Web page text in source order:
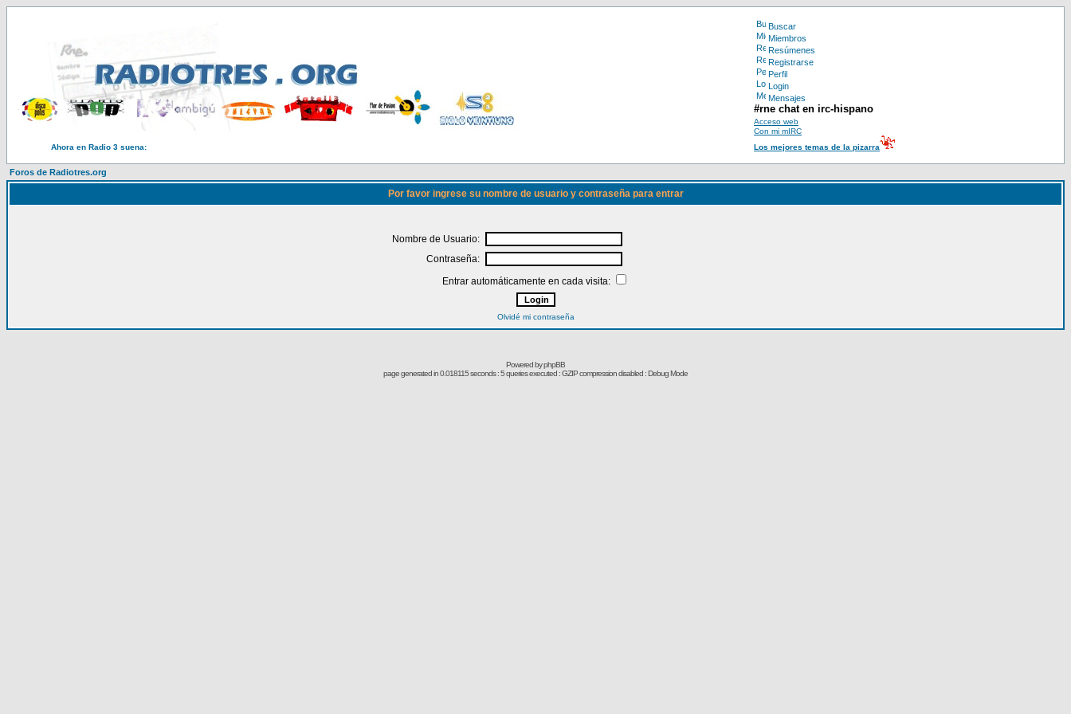
Buscar
Miembros
Resúmenes
Registrarse
Perfil
Login
Mensajes
#rne chat en irc-hispano
Acceso web
Con mi mIRC
Ahora en Radio 3 suena:
Los mejores temas de la pizarra
Foros de Radiotres.org
Por favor ingrese su nombre de usuario y contraseña para entrar
Nombre de Usuario:
Contraseña:
Entrar automáticamente en cada visita:
Olvidé mi contraseña
Powered byphpBB
page generated in 0.018115 seconds : 5 queries executed : GZIP compression disabled : Debug Mode